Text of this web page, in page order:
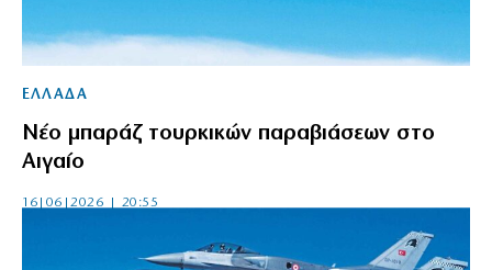
ΕΛΛΑΔΑ
Νέο μπαράζ τουρκικών παραβιάσεων στο
Αιγαίο
16|06|2026 | 20:55